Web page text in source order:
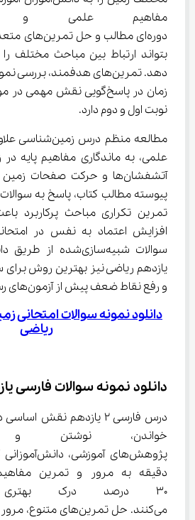
مفاهیم علمی و
بتواند ارتباط بین مباحث مختلف
دهد. تمرین‌های هدفمند،
نوبت اول و دوم دارد.
مطالعه منظم درس
علمی، به ماندگاری مفاهیم پایه در
پیوسته مطالب کتاب، پاسخ به
تمرین تکراری مباحث پرکاربرد
سوالات شبیه‌سازی‌شده
یازدهم ریاضی نیز بهترین روش
و رفع نقاط ضعف پیش از آزمون‌های رسمی است.
ریاضی
دانلود نمونه سوالات فارسی
خواندن،
۳۰ درصد درک
می‌کنند. حل تمرین‌های